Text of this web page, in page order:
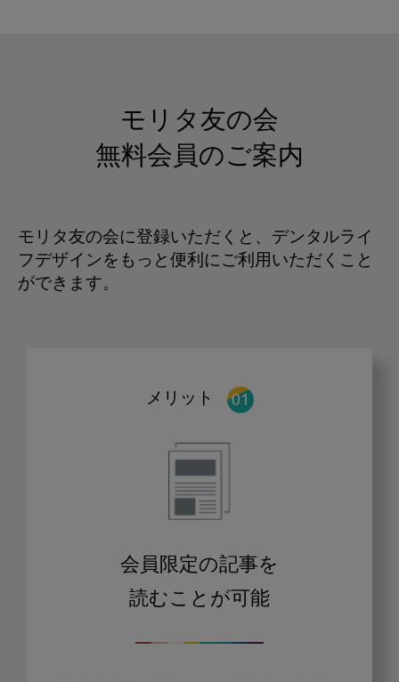
モリタ友の会
無料会員のご案内
モリタ友の会に登録いただくと、デンタルライ
フデザインをもっと便利にご利用いただくこと
ができます。
メリット
会員限定の記事を
読むことが可能